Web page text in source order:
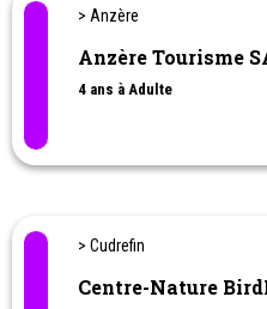
> Anzère
Anzère Tourisme
4 ans à Adulte
> Cudrefin
Centre-Nature